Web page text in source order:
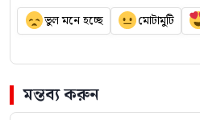
ভুল মনে হচ্ছে মোটামুটি
মন্তব্য করুন